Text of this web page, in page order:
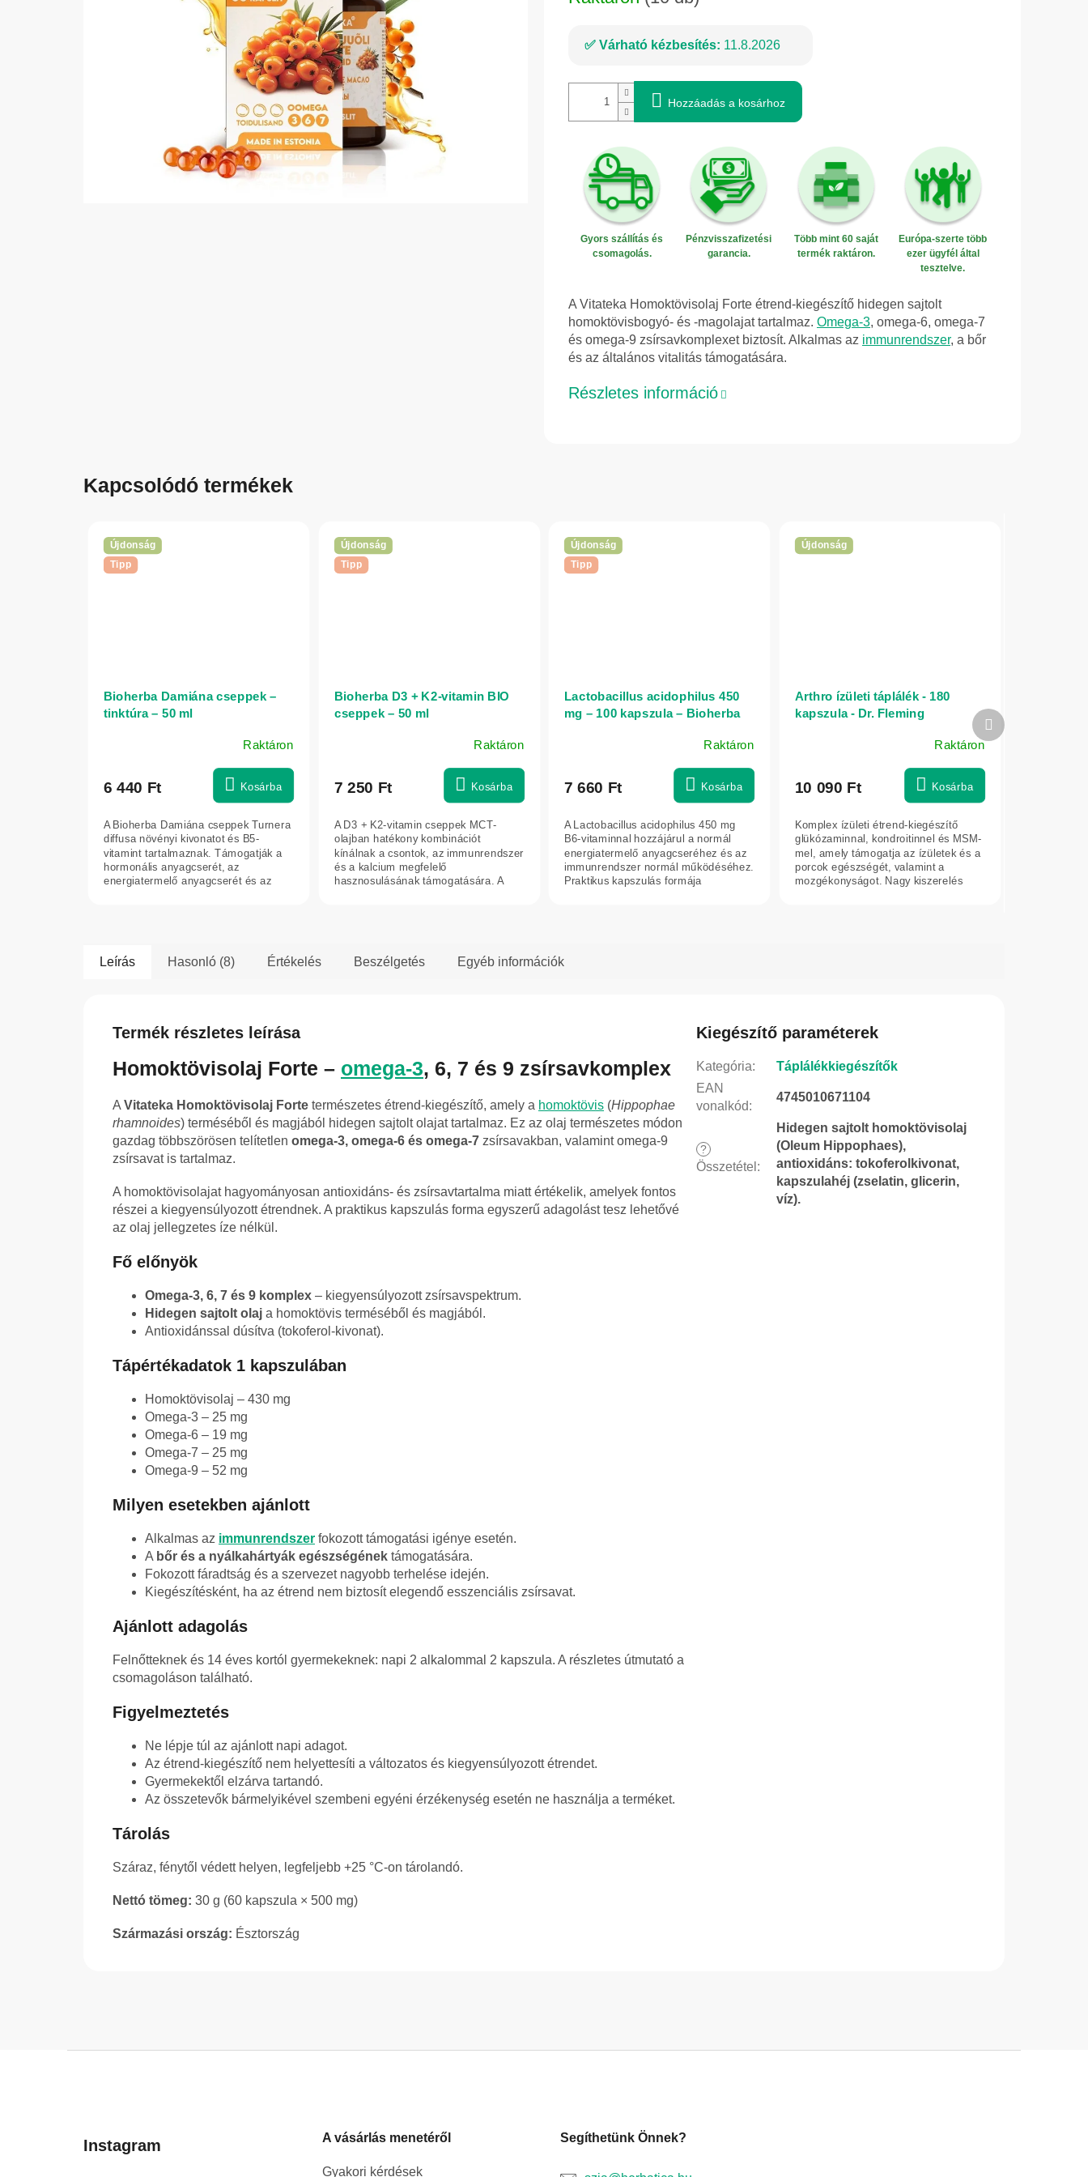
Várható kézbesítés: 11.8.2026
Hozzáadás a kosárhoz
Gyors szállítás és
csomagolás.
Pénzvisszafizetési
garancia.
Több mint 60 saját
termék raktáron.
Európa-szerte több
ezer ügyfél által
tesztelve.
A Vitateka Homoktövisolaj Forte étrend-kiegészítő hidegen sajtolt
homoktövisbogyó- és -magolajat tartalmaz. Omega-3, omega-6, omega-7
és omega-9 zsírsavkomplexet biztosít. Alkalmas az immunrendszer, a bőr
és az általános vitalitás támogatására.
Részletes információ
Kapcsolódó termékek
Újdonság
Tipp
Bioherba Damiána cseppek –
tinktúra – 50 ml
Raktáron
6 440 Ft Kosárba
A Bioherba Damiána cseppek Turnera
diffusa növényi kivonatot és B5-
vitamint tartalmaznak. Támogatják a
hormonális anyagcserét, az
energiatermelő anyagcserét és az
Újdonság
Tipp
Bioherba D3 + K2-vitamin BIO
cseppek – 50 ml
Raktáron
7 250 Ft Kosárba
A D3 + K2-vitamin cseppek MCT-
olajban hatékony kombinációt
kínálnak a csontok, az immunrendszer
és a kalcium megfelelő
hasznosulásának támogatására. A
Újdonság
Tipp
Lactobacillus acidophilus 450
mg – 100 kapszula – Bioherba
Raktáron
7 660 Ft Kosárba
A Lactobacillus acidophilus 450 mg
B6-vitaminnal hozzájárul a normál
energiatermelő anyagcseréhez és az
immunrendszer normál működéséhez.
Praktikus kapszulás formája
Újdonság
Arthro ízületi táplálék - 180
kapszula - Dr. Fleming
Raktáron
10 090 Ft Kosárba
Komplex ízületi étrend-kiegészítő
glükózaminnal, kondroitinnel és MSM-
mel, amely támogatja az ízületek és a
porcok egészségét, valamint a
mozgékonyságot. Nagy kiszerelés
Következő
termék
Leírás Hasonló (8) Értékelés Beszélgetés Egyéb információk
Termék részletes leírása
Homoktövisolaj Forte – omega-3, 6, 7 és 9 zsírsavkomplex
A Vitateka Homoktövisolaj Forte természetes étrend-kiegészítő, amely a homoktövis (Hippophae
rhamnoides) terméséből és magjából hidegen sajtolt olajat tartalmaz. Ez az olaj természetes módon
gazdag többszörösen telítetlen omega-3, omega-6 és omega-7 zsírsavakban, valamint omega-9
zsírsavat is tartalmaz.
A homoktövisolajat hagyományosan antioxidáns- és zsírsavtartalma miatt értékelik, amelyek fontos
részei a kiegyensúlyozott étrendnek. A praktikus kapszulás forma egyszerű adagolást tesz lehetővé
az olaj jellegzetes íze nélkül.
Fő előnyök
Omega-3, 6, 7 és 9 komplex – kiegyensúlyozott zsírsavspektrum.
Hidegen sajtolt olaj a homoktövis terméséből és magjából.
Antioxidánssal dúsítva (tokoferol-kivonat).
Tápértékadatok 1 kapszulában
Homoktövisolaj – 430 mg
Omega-3 – 25 mg
Omega-6 – 19 mg
Omega-7 – 25 mg
Omega-9 – 52 mg
Milyen esetekben ajánlott
Alkalmas az immunrendszer fokozott támogatási igénye esetén.
A bőr és a nyálkahártyák egészségének támogatására.
Fokozott fáradtság és a szervezet nagyobb terhelése idején.
Kiegészítésként, ha az étrend nem biztosít elegendő esszenciális zsírsavat.
Ajánlott adagolás
Felnőtteknek és 14 éves kortól gyermekeknek: napi 2 alkalommal 2 kapszula. A részletes útmutató a
csomagoláson található.
Figyelmeztetés
Ne lépje túl az ajánlott napi adagot.
Az étrend-kiegészítő nem helyettesíti a változatos és kiegyensúlyozott étrendet.
Gyermekektől elzárva tartandó.
Az összetevők bármelyikével szembeni egyéni érzékenység esetén ne használja a terméket.
Tárolás
Száraz, fénytől védett helyen, legfeljebb +25 °C-on tárolandó.
Nettó tömeg: 30 g (60 kapszula × 500 mg)
Származási ország: Észtország
Kiegészítő paraméterek
Kategória:
Táplálékkiegészítők
EAN
vonalkód:
4745010671104
?
Összetétel :
Hidegen sajtolt homoktövisolaj
(Oleum Hippophaes),
antioxidáns: tokoferolkivonat,
kapszulahéj (zselatin, glicerin,
víz).
Instagram A vásárlás menetéről
Gyakori kérdések
Segíthetünk Önnek?